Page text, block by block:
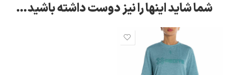
شما شاید اینها را نیز دوست داشته باشید…